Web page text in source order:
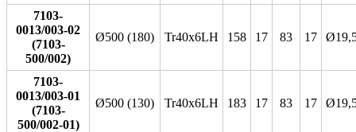
7103-
0013/003-02
(7103-
500/002)
Ø500 (180) Tr40x6LH 158 17 83 17
7103-
0013/003-01
(7103-
500/002-01)
Ø500 (130) Tr40x6LH 183 17 83 17